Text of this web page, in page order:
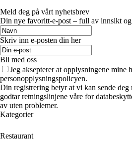
Meld deg på vårt nyhetsbrev
Din nye favoritt-e-post – full av innsikt
Skriv inn e-posten din her
Bli med oss
Jeg aksepterer at opplysningene mine
personopplysningspolicyen.
Din registrering betyr at vi kan sende
godtar retningslinjene våre for
av uten problemer.
Kategorier
Restaurant